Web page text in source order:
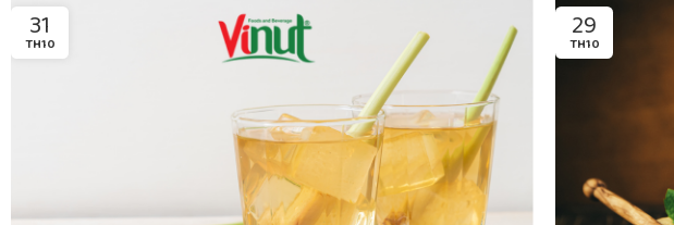
31
TH10 29
TH10